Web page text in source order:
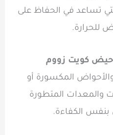
تساعد في الحفاظ على
للحرارة.
كويت زووم
المكسورة أو
والمعدات المتطورة
بنفس الكفاءة.